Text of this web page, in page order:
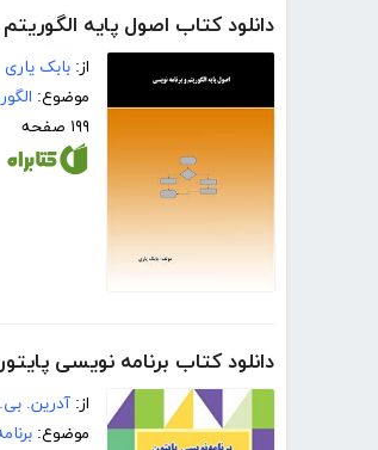
دانلود کتاب اصول پایه
از: بابک یاری
موضوع:
۱۹۹ صفحه
دانلود کتاب برنامه نویسی
از: آدرین.
موضوع: